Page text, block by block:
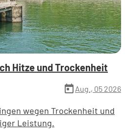
Hitze und Trockenheit
today Aug., 05 2026
wegen Trockenheit und
Leistung.